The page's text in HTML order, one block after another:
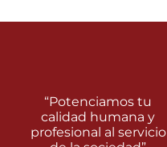
“Potenciamos tu
calidad humana y
profesional al servicio